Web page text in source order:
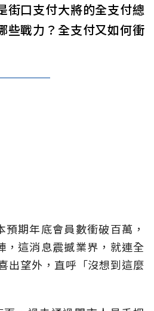
街口支付大將的全支付總
些戰力？全支付又如何衝
期年底會員數衝破百萬，
，這消息震撼業界，就連全
出望外，直呼「沒想到這麼